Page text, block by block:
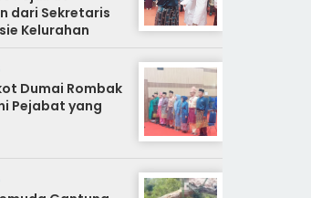
dari Sekretaris
Kelurahan
Dumai Rombak
Pejabat yang